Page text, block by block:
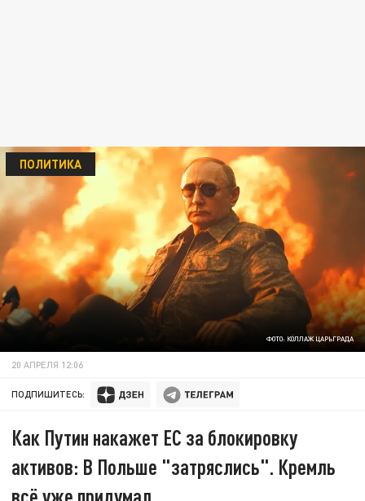
ФОТО: КОЛЛАЖ ЦАРЬГРАДА
ПОЛИТИКА
20 АПРЕЛЯ 12:06
ПОДПИШИТЕСЬ:
Как Путин накажет EC за блокировку
активов: В Польше "затряслись". Кремль
всё уже придумал